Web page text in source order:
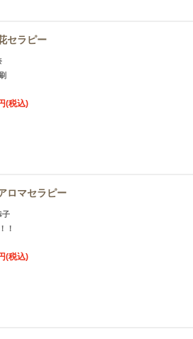
セラピー
(税込)
ロマセラピー
子
！
(税込)